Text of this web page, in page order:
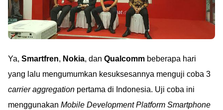
Ya, Smartfren, Nokia, dan Qualcomm beberapa hari
yang lalu mengumumkan kesuksesannya menguji coba 3
carrier aggregation pertama di Indonesia. Uji coba ini
menggunakan Mobile Development Platform Smartphone